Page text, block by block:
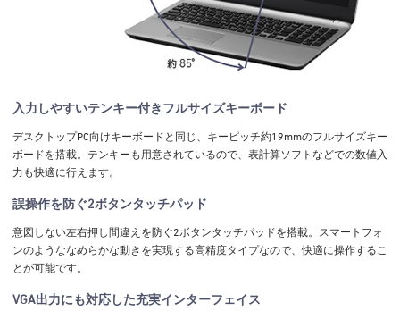
入力しやすいテンキー付きフルサイズキーボード
デスクトップPC向けキーボードと同じ、キーピッチ約19mmのフルサイズキー
ボードを搭載。テンキーも用意されているので、表計算ソフトなどでの数値入
力も快適に行えます。
誤操作を防ぐ2ボタンタッチパッド
意図しない左右押し間違えを防ぐ2ボタンタッチパッドを搭載。スマートフォ
ンのようななめらかな動きを実現する高精度タイプなので、快適に操作するこ
とが可能です。
VGA出力にも対応した充実インターフェイス